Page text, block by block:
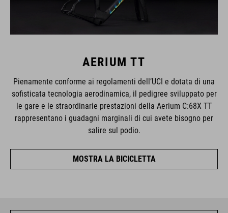
AERIUM TT
Pienamente conforme ai regolamenti dell’UCI e dotata di una
sofisticata tecnologia aerodinamica, il pedigree sviluppato per
le gare e le straordinarie prestazioni della Aerium C:68X TT
rappresentano i guadagni marginali di cui avete bisogno per
salire sul podio.
MOSTRA LA BICICLETTA